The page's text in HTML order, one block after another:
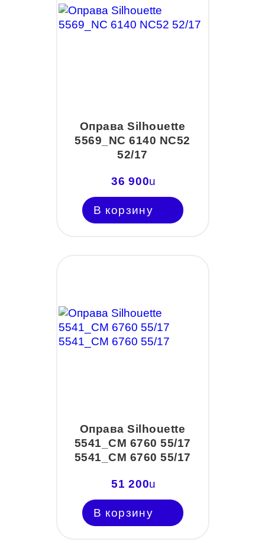
Оправа Silhouette
5569_NC 6140 NC52
52/17
36 900u
В корзину
Оправа Silhouette
5541_CM 6760 55/17
5541_CM 6760 55/17
51 200u
В корзину